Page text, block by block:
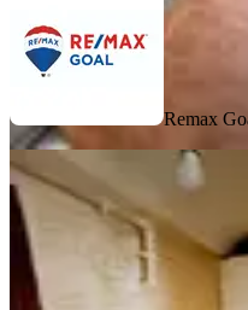
Remax
KOMBİLİ
Çapa
Daire
Fatih,